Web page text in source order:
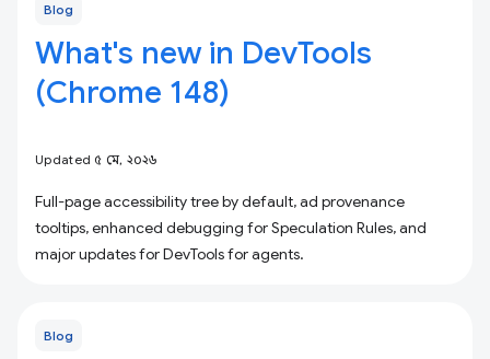
Blog
What's new in DevTools
(Chrome 148)
Updated ৫ মে, ২০২৬
Full-page accessibility tree by default, ad provenance
tooltips, enhanced debugging for Speculation Rules, and
major updates for DevTools for agents.
Blog